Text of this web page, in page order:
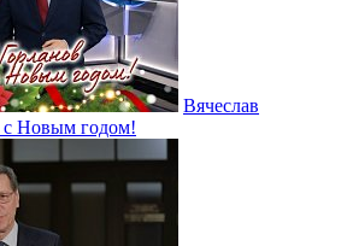
Вячеслав
с Новым годом!